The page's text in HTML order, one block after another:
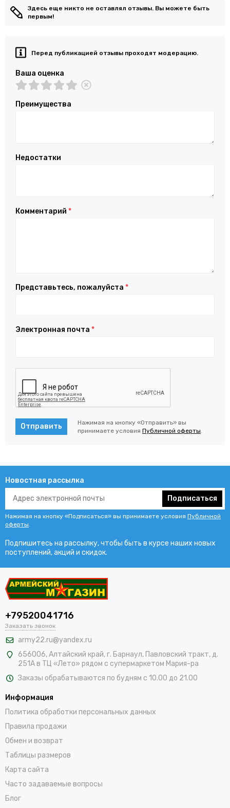
Здесь еще никто не оставлял отзывы. Вы можете быть
первым!
Перед публикацией отзывы проходят модерацию.
Ваша оценка
Преимущества
Недостатки
Комментарий *
Представьтесь, пожалуйста *
Электронная почта *
Отправить
Нажимая на кнопку «Отправить» вы
принимаете условия Публичной оферты.
Новостная рассылка
Подписаться
Нажимая на кнопку «Подписаться» вы принимаете условия Публичной
оферты.
Подпишитесь на рассылку, чтобы быть в курсе наших новых
поступлений, акций и скидок.
+79520041716
Заказать звонок
army22.ru@yandex.ru
656006, Алтайский край,г. Барнаул, Павловский тракт, д.
251А в ТЦ «Лето» рядом с супермаркетом Мария-ра
Заказы обрабатываются по будням с 10.00 до 21.00
Информация
Политика обработки персональных данных
Правила продажи
Обмен и возврат
Таблицы размеров
Карта сайта
Часто задаваемые вопросы
Блог